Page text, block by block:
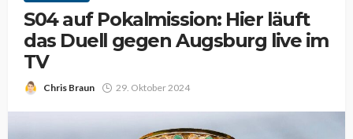
S04 auf Pokalmission: Hier läuft
das Duell gegen Augsburg live im
TV
Chris Braun 29. Oktober 2024